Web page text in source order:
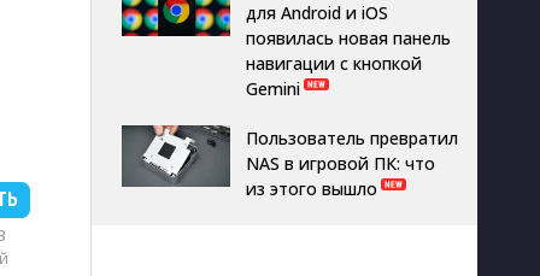
для Android и iOS
появилась новая панель
навигации с кнопкой
Gemini
Пользователь превратил
NAS в игровой ПК: что
из этого вышло